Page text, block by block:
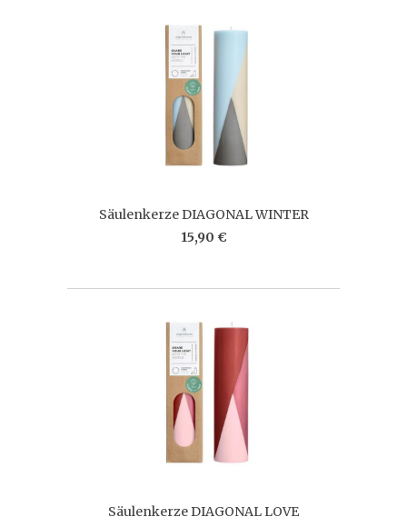
Säulenkerze DIAGONAL WINTER
15,90 €
Säulenkerze DIAGONAL LOVE